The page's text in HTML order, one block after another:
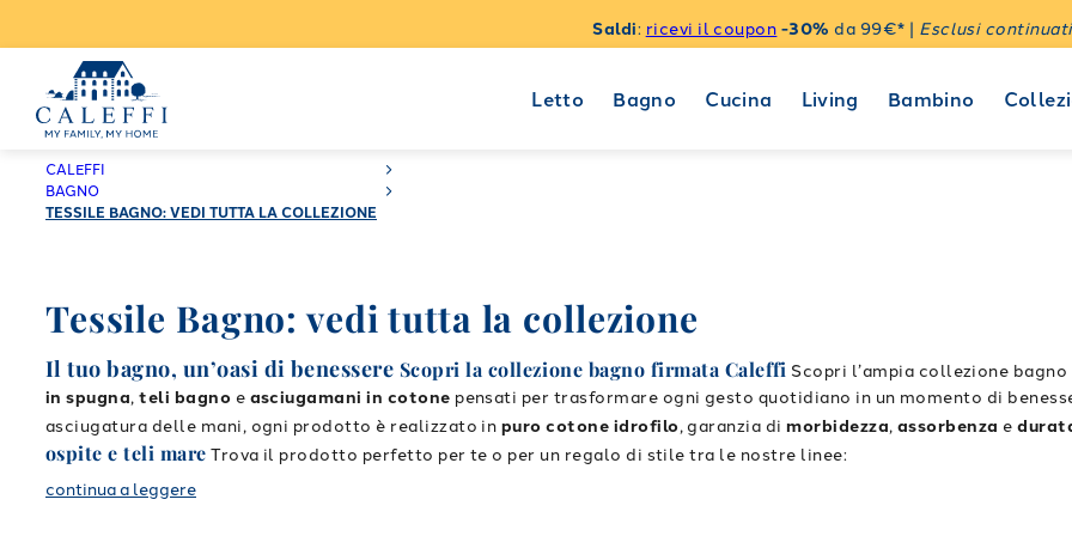
Saldi: ricevi il coupon -30% da 99€* | Esclusi
Letto Bagno Cucina Living Bambino
CALEFFI
BAGNO
TESSILE BAGNO: VEDI TUTTA LA COLLEZIONE
Tessile Bagno: vedi tutta la collezione
Il tuo bagno, un’oasi di benessere Scopri la collezione bagno firmata Caleffi Scopri l’ampia collezione
in spugna,teli bagno e asciugamani in cotone pensati per trasformare ogni gesto quotidiano in un momento di
asciugatura delle mani, ogni prodotto è realizzato in puro cotone idrofilo, garanzia dimorbidezza, assorbenza e
ospite e teli mare Trova il prodotto perfetto per te o per un regalo di stile tra le nostre linee:
Set asciugamani bagno
Asciugamani con ospite
continua a leggere